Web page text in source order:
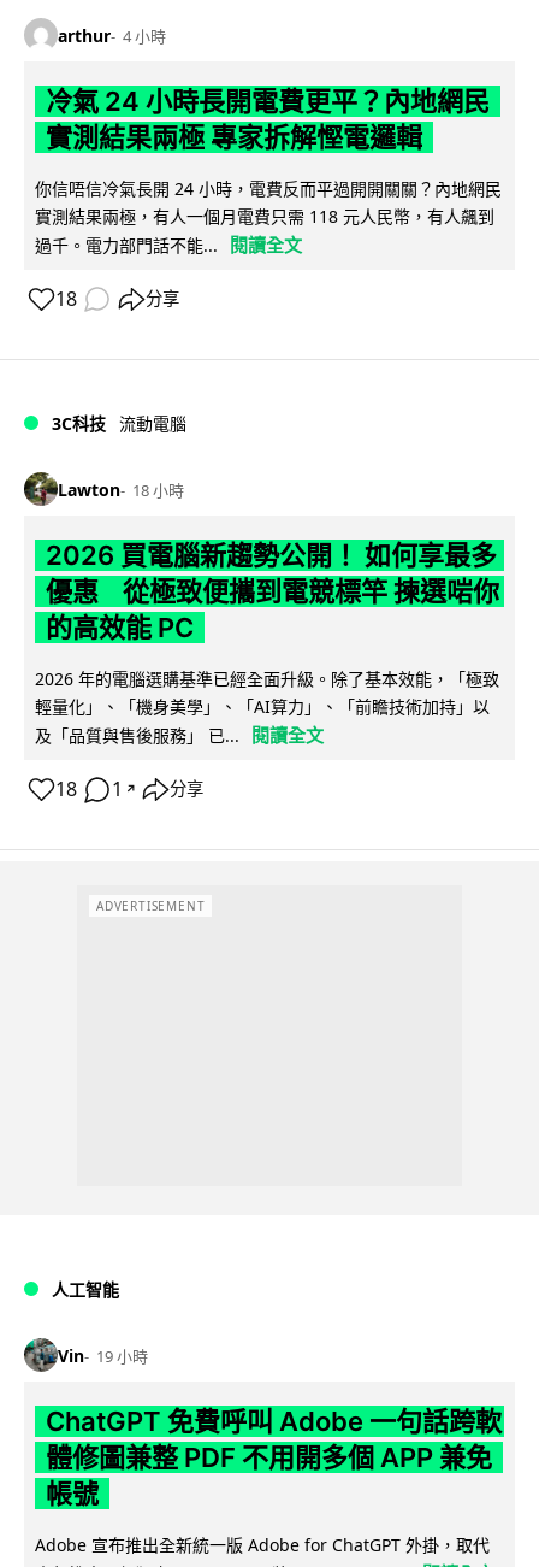
arthur 4 小時
冷氣 24 小時長開電費更平？內地網民
實測結果兩極 專家拆解慳電邏輯
你信唔信冷氣長開 24 小時，電費反而平過開開關關？內地網民
實測結果兩極，有人一個月電費只需 118 元人民幣，有人飆到
過千。電力部門話不能...
閱讀全文
18 分享
3C科技 流動電腦
Lawton 18 小時
2026 買電腦新趨勢公開！ 如何享最多
優惠 從極致便攜到電競標竿 揀選啱你
的高效能 PC
2026 年的電腦選購基準已經全面升級。除了基本效能，「極致
輕量化」、「機身美學」、「AI算力」、「前瞻技術加持」以
及「品質與售後服務」 已...
閱讀全文
18 1 ↗ 分享
ADVERTISEMENT
人工智能
Vin 19 小時
ChatGPT 免費呼叫 Adobe 一句話跨軟
體修圖兼整 PDF 不用開多個 APP 兼免
帳號
Adobe 宣布推出全新統一版 Adobe for ChatGPT 外掛，取代